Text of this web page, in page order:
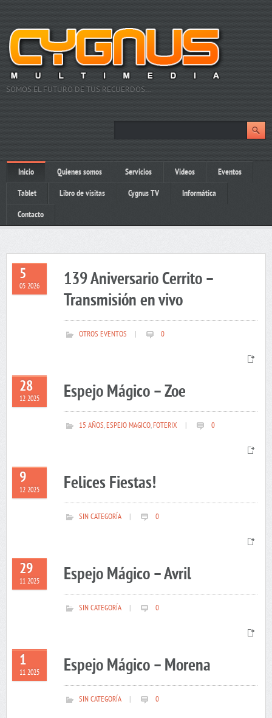
SOMOS EL FUTURO DE TUS RECUERDOS…
Inicio Quienes somos Servicios Videos Eventos
Tablet Libro de visitas Cygnus TV Informática
Contacto
5
05 2026
139 Aniversario Cerrito –
Transmisión en vivo
OTROS EVENTOS 0
28
12 2025 Espejo Mágico – Zoe
15 AÑOS,ESPEJO MAGICO,FOTERIX 0
9
12 2025 Felices Fiestas!
SIN CATEGORÍA 0
29
11 2025 Espejo Mágico – Avril
SIN CATEGORÍA 0
1
11 2025 Espejo Mágico – Morena
SIN CATEGORÍA 0